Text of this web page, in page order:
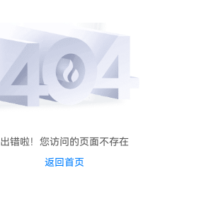
出错啦！您访问的页面不存在
返回首页